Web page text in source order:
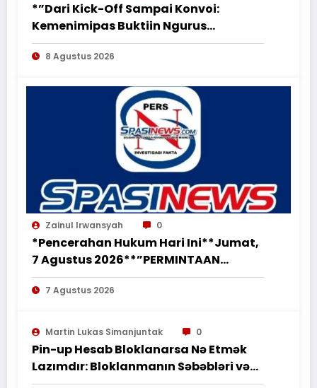
*”Dari Kick-Off Sampai Konvoi:
Kemenimipas Buktiin Ngurus
Dokumen Nggak Harus Ribet &
Boring”*
8 Agustus 2026
Zainul Irwansyah 0
*Pencerahan Hukum Hari Ini**Jumat,
7 Agustus 2026**”PERMINTAAN
PERUBAHAN PEKERJAAN SECARA LISAN
TIDAK MENGHAPUS KEWAJIBAN
PEKERJAAN SESUAI PERJANJIAN
TERTULIS”*
7 Agustus 2026
Martin Lukas Simanjuntak 0
Pin-up Hesab Bloklanarsa Nə Etmək
Lazımdır: Bloklanmanın Səbəbləri və
Tədbirləri